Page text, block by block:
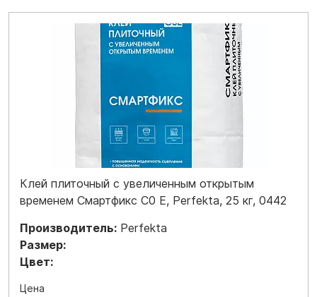
Клей плиточный с увеличенным открытым
временем Смартфикс C0 E, Perfekta, 25 кг, 0442
Производитель: Perfekta
Размер:
Цвет:
Цена